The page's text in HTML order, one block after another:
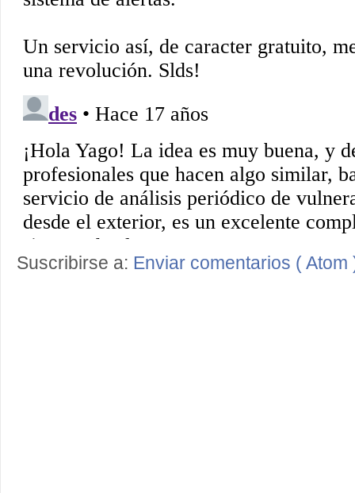
Suscribirse a: Enviar comentarios ( Atom